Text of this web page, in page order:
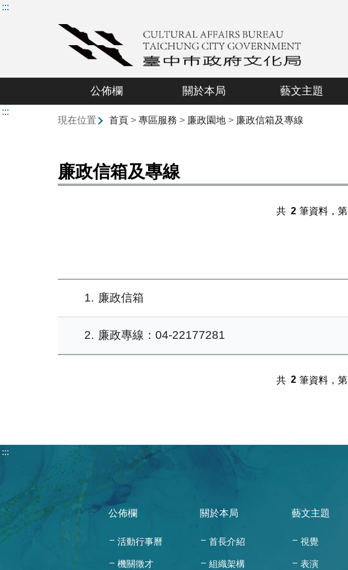
:::
公佈欄 關於本局 藝文主題
:::
現在位置
首頁> 專區服務 > 廉政園地> 廉政信箱及專線
廉政信箱及專線
共 2 筆資料，第
1 廉政信箱
2 廉政專線：04-22177281
共 2 筆資料，第
:::
公佈欄
活動行事曆
機關徵才
關於本局
首長介紹
組織架構
藝文主題
視覺
表演